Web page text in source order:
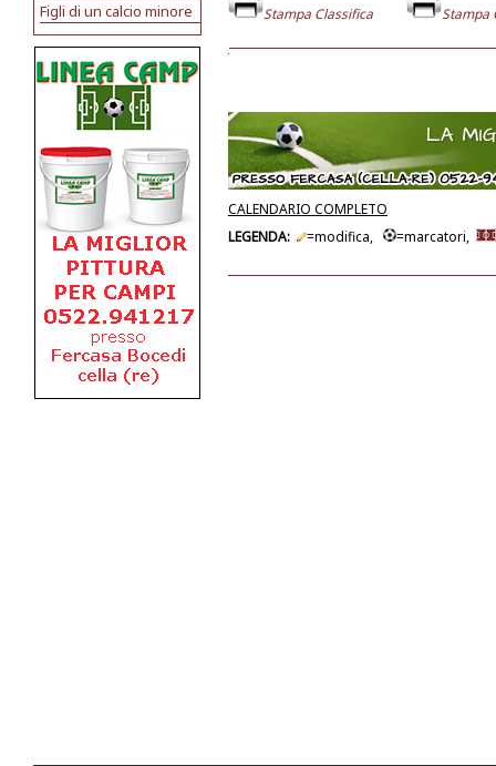
Figli di un calcio minore
Stampa Classifica Stampa
CALENDARIO COMPLETO
LEGENDA:
=modifica, =marcatori,